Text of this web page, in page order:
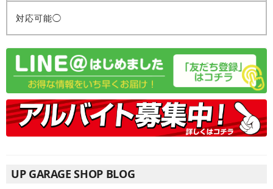
対応可能◯
UP GARAGE SHOP BLOG